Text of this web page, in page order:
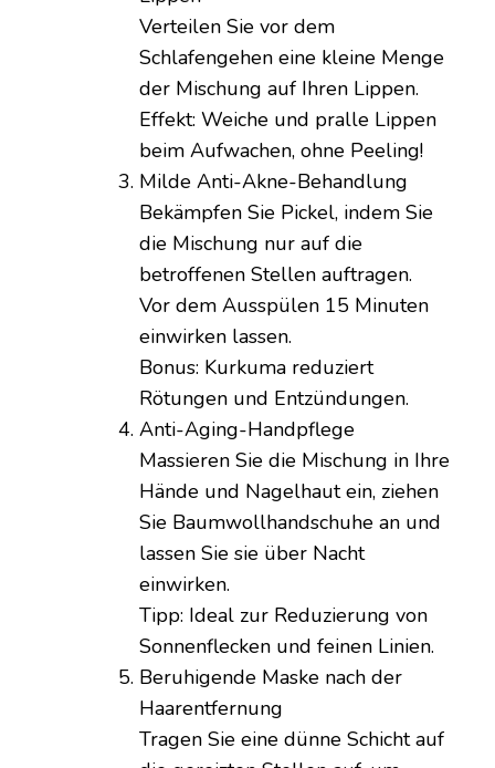
Verteilen Sie vor dem
Schlafengehen eine kleine Menge
der Mischung auf Ihren Lippen.
Effekt: Weiche und pralle Lippen
beim Aufwachen, ohne Peeling!
Milde Anti-Akne-Behandlung
Bekämpfen Sie Pickel, indem Sie
die Mischung nur auf die
betroffenen Stellen auftragen.
Vor dem Ausspülen 15 Minuten
einwirken lassen.
Bonus: Kurkuma reduziert
Rötungen und Entzündungen.
Anti-Aging-Handpflege
Massieren Sie die Mischung in Ihre
Hände und Nagelhaut ein, ziehen
Sie Baumwollhandschuhe an und
lassen Sie sie über Nacht
einwirken.
Tipp: Ideal zur Reduzierung von
Sonnenflecken und feinen Linien.
Beruhigende Maske nach der
Haarentfernung
Tragen Sie eine dünne Schicht auf